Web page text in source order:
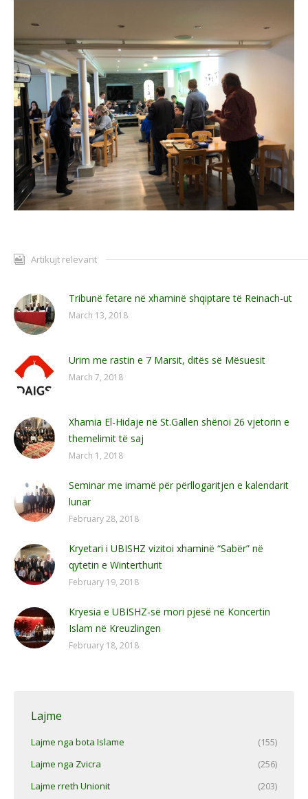
Artikujt relevant
Tribunë fetare në xhaminë shqiptare të Reinach-ut
March 13, 2018
Urim me rastin e 7 Marsit, ditës së Mësuesit
March 7, 2018
Xhamia El-Hidaje në St.Gallen shënoi 26 vjetorin e
themelimit të saj
March 1, 2018
Seminar me imamë për përllogaritjen e kalendarit
lunar
February 28, 2018
Kryetari i UBISHZ vizitoi xhaminë “Sabër” në
qytetin e Winterthurit
February 19, 2018
Kryesia e UBISHZ-së mori pjesë në Koncertin
Islam në Kreuzlingen
February 18, 2018
Lajme
Lajme nga bota Islame
(155)
Lajme nga Zvicra
(256)
Lajme rreth Unionit
(203)